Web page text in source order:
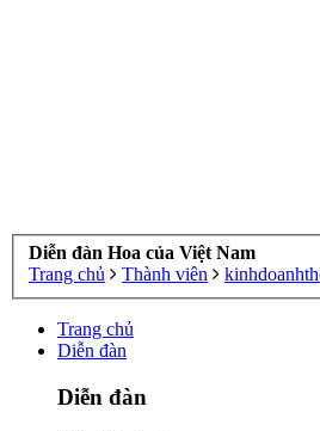
Diễn đàn Hoa của Việt Nam
Trang chủ
Thành viên
Trang chủ
Diễn đàn
Diễn đàn